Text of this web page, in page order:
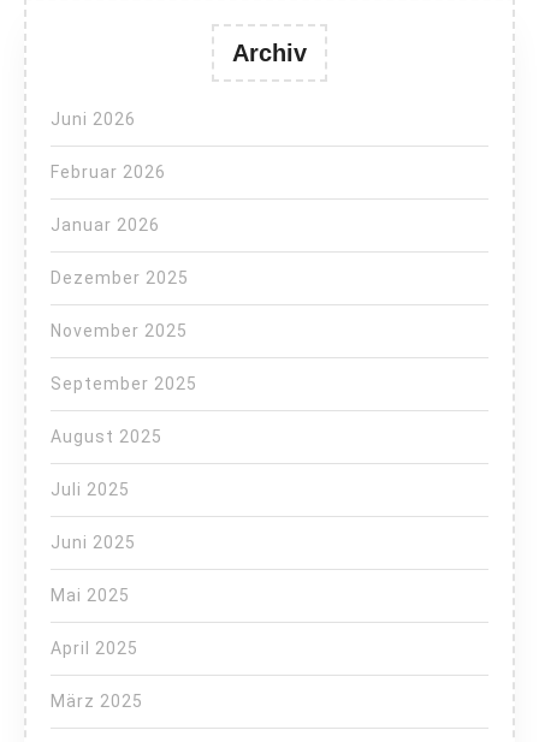
Archiv
Juni 2026
Februar 2026
Januar 2026
Dezember 2025
November 2025
September 2025
August 2025
Juli 2025
Juni 2025
Mai 2025
April 2025
März 2025